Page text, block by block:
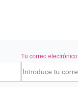
Tu correo electrónico